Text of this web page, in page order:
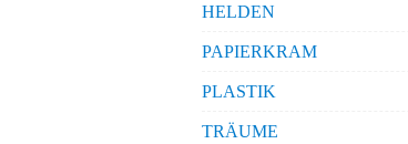
HELDEN
PAPIERKRAM
PLASTIK
TRÄUME